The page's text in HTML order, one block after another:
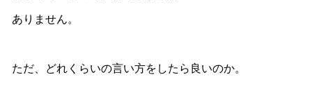
ありません。
ただ、どれくらいの言い方をしたら良いのか。